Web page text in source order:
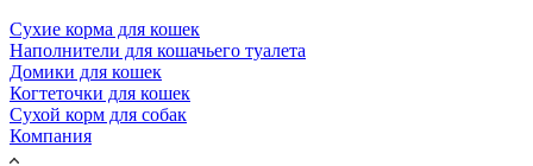
Сухие корма для кошек
Наполнители для кошачьего туалета
Домики для кошек
Когтеточки для кошек
Сухой корм для собак
Компания